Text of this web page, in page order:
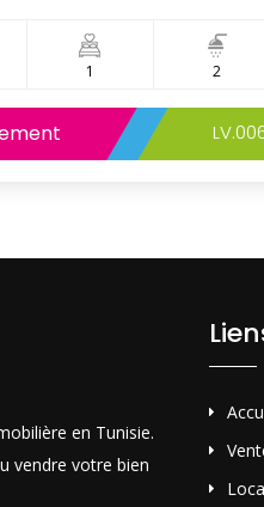
1 2
en Tunisie.
vendre votre bien